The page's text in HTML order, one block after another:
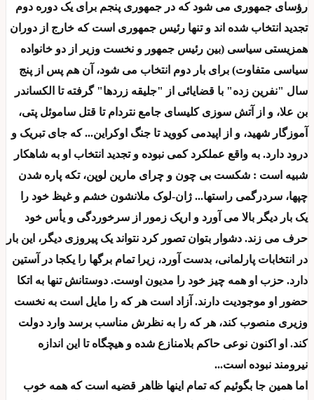
رؤسای جمهوری می شود که در جمهوری پنجم برای یک دوره دوم
تجدید انتخاب شده اند و تنها رئیس جمهوری است که خارج از دوران
همزیستی سیاسی (بین رئیس جمهور و نخست وزیر از دو خانواده
سیاسی متفاوت) برای بار دوم انتخاب می شود، آن هم پس از پنج
سال "نفرین زده" با قضایائی از "جلیقه زردها" گرفته تا الکساندر
بن علا، و از آتش سوزی کلیسای جامع نتردام تا قتل ساموئل پتی،
آموزگار شهید، و از اپیدمی کووید تا جنگ اوکراین... که جای تبریک و
درود دارد. به واقع عملکرد کمی نبوده و تجدید انتخاب او به شاهکار
شبیه است : شکست بی چون و چرای مارین لوپن، تکه پاره شدن
چپها، سردرگمی راستها... ژان-لوک ملانشون خشم و غیظ خود را
یک بار دیگر بالا می آورد و اریک زمور از سرخوردگی و یأس خود
حرف می زند. دشوار بتوان تصور کرد نتواند یک پیروزی دیگر، این بار
در انتخابات پارلمانی، بدست آورد، زیرا تمام برگها را یکجا در آستین
دارد. حزب او همه چیز خود را مدیون اوست. دوستانش تنها به اتکا
حضور او موجودیت دارند. آزاد است هر که را مایل است به نخست
وزیری منصوب کند، هر که را به نظرش مناسب برسد وارد دولت
کند. او اکنون نوعی حاکم بلامنازع شده و هیچگاه تا این اندازه
نیرومند نبوده است...
اما همین جا بگوئیم که تمام اینها ظاهر قضیه است که همه خوب